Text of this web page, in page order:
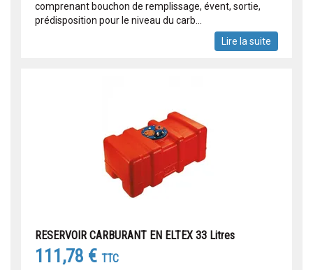
comprenant bouchon de remplissage, évent, sortie,
prédisposition pour le niveau du carb...
Lire la suite
RESERVOIR CARBURANT EN ELTEX 33 Litres
111,78 € TTC